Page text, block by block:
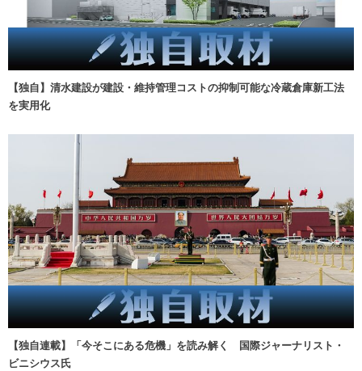
【独自】清水建設が建設・維持管理コストの抑制可能な冷蔵倉庫新工法
を実用化
【独自連載】「今そこにある危機」を読み解く 国際ジャーナリスト・
ビニシウス氏